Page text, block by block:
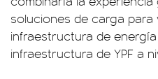
soluciones de carga
infraestructura de
infraestructura de YPF a